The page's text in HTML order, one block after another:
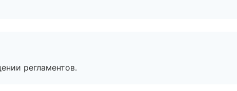
регламентов.